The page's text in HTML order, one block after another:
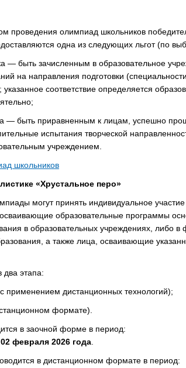
проведения олимпиад школьников
одна из следующих льгот (по
— быть зачисленным в образовательное
на направления подготовки
соответствие определяется
— быть приравненным к лицам, успешно
испытания творческой
учреждением.
школьников
«Хрустальное перо»
могут принять индивидуальное
образовательные программы
в образовательных учреждениях, либо
а также лица, осваивающие
этапа:
применением дистанционных технологий);
формате).
в заочной форме в период:
февраля 2026 года.
в дистанционном формате в период: